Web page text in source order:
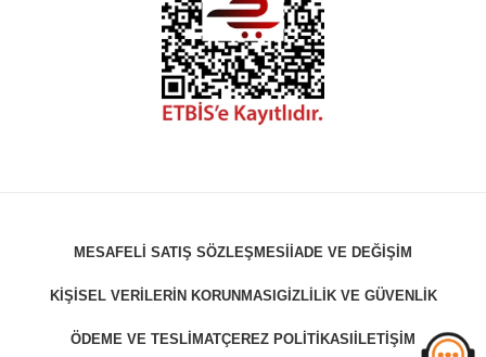
MESAFELI SATIŞ SÖZLEŞMESI İADE VE DEĞIŞIM
KIŞISEL VERILERIN KORUNMASI GIZLILIK VE GÜVENLIK
ÖDEME VE TESLIMATÇEREZ POLITIKASI İLETIŞIM